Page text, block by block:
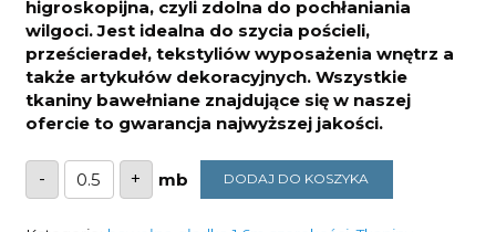
higroskopijna, czyli zdolna do pochłaniania
wilgoci. Jest idealna do szycia pościeli,
prześcieradeł, tekstyliów wyposażenia wnętrz a
także artykułów dekoracyjnych. Wszystkie
tkaniny bawełniane znajdujące się w naszej
ofercie to gwarancja najwyższej jakości.
-
ilość
Tkanina
jasny
+ DODAJ DO KOSZYKA